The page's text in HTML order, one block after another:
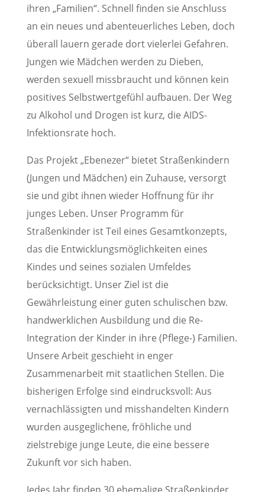
ihren „Familien“. Schnell finden sie Anschluss
an ein neues und abenteuerliches Leben, doch
überall lauern gerade dort vielerlei Gefahren.
Jungen wie Mädchen werden zu Dieben,
werden sexuell missbraucht und können kein
positives Selbstwertgefühl aufbauen. Der Weg
zu Alkohol und Drogen ist kurz, die AIDS-
Infektionsrate hoch.
Das Projekt „Ebenezer“ bietet Straßenkindern
(Jungen und Mädchen) ein Zuhause, versorgt
sie und gibt ihnen wieder Hoffnung für ihr
junges Leben. Unser Programm für
Straßenkinder ist Teil eines Gesamtkonzepts,
das die Entwicklungsmöglichkeiten eines
Kindes und seines sozialen Umfeldes
berücksichtigt. Unser Ziel ist die
Gewährleistung einer guten schulischen bzw.
handwerklichen Ausbildung und die Re-
Integration der Kinder in ihre (Pflege-) Familien.
Unsere Arbeit geschieht in enger
Zusammenarbeit mit staatlichen Stellen. Die
bisherigen Erfolge sind eindrucksvoll: Aus
vernachlässigten und misshandelten Kindern
wurden ausgeglichene, fröhliche und
zielstrebige junge Leute, die eine bessere
Zukunft vor sich haben.